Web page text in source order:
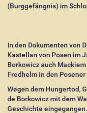
(Burggefängnis) im
In den Dokumenten von
Kastellan von Posen im
Borkowicz auch
Fredhelm in den
Wegen dem Hungertod,
de Borkowicz mit dem
Geschichte eingegangen.